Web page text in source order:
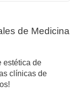
de Medicina
estética de
clínicas de